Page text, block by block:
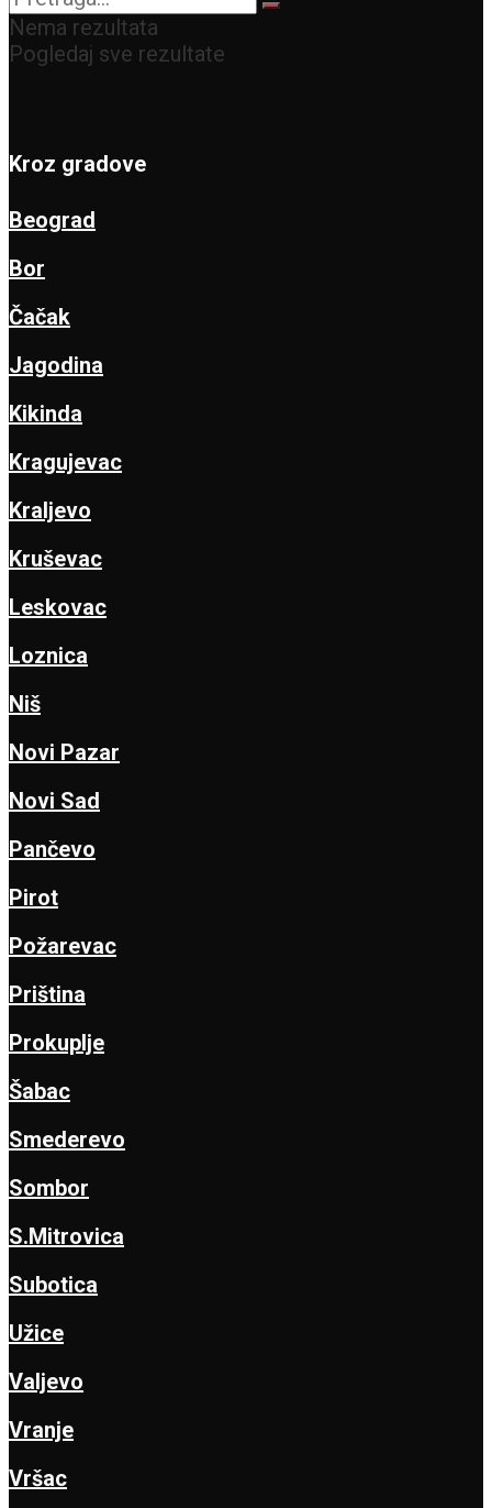
Nema rezultata
Pogledaj sve rezultate
Kroz gradove
Beograd
Bor
Čačak
Jagodina
Kikinda
Kragujevac
Kraljevo
Kruševac
Leskovac
Loznica
Niš
Novi Pazar
Novi Sad
Pančevo
Pirot
Požarevac
Priština
Prokuplje
Šabac
Smederevo
Sombor
S.Mitrovica
Subotica
Užice
Valjevo
Vranje
Vršac